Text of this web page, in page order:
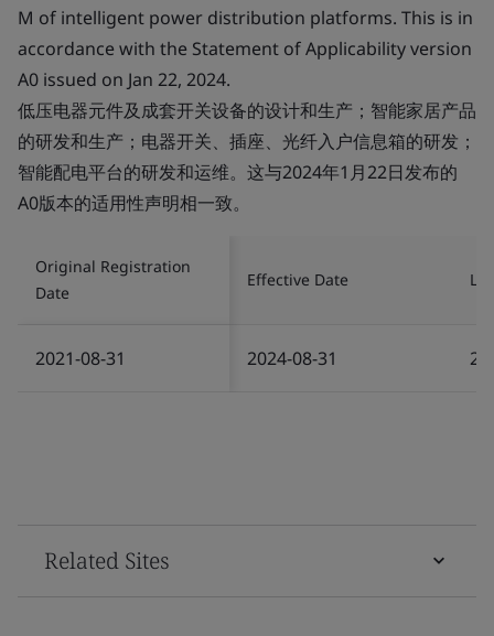
M of intelligent power distribution platforms. This is in
accordance with the Statement of Applicability version
A0 issued on Jan 22, 2024.
低压电器元件及成套开关设备的设计和生产；智能家居产品
的研发和生产；电器开关、插座、光纤入户信息箱的研发；
智能配电平台的研发和运维。这与2024年1月22日发布的
A0版本的适用性声明相一致。
Original Registration
Date
Effective Date
2021-08-31 2024-08-31
Related Sites